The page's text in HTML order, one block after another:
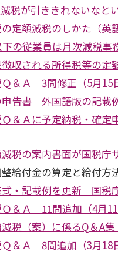
税が引ききれないなと
定額減税のしかた（
の従業員は月次減税事
収される所得税等の
Ｑ＆Ａ 3問修正（5月
申告書 外国語版の記
＆Ａに予定納税・確定
税の案内書面が国税庁
給付金の算定と給付
式・記載例を更新 国税
Ｑ＆Ａ 11問追加（4月
税（案）に係るQ＆A
Ｑ＆Ａ 8問追加（3月